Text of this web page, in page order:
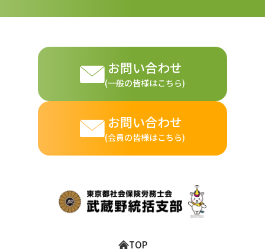
・お客さまが希望されるサービスを行なうために
・法令に基づき開示することが必要である場合
個人情報の安全対策
本会は、個人情報の正確性及び安全性確保のために、セキュ
リティに万全の対策を講じています。
ご本人の照会
お客さまがご本人の個人情報の照会・修正・削除などをご希
法令、規範の遵守と見直し
その他規範を遵守するとともに、本ポリシーの内容を適宜見
お問い合わせ
(一般の皆様はこちら)
お問い合わせ
(会員の皆様はこちら)
TOP